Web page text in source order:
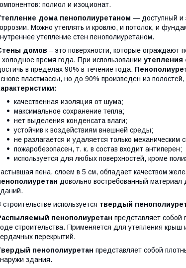
полиол и изоционат.
дома пенополиуретаном — доступный и
Можно утеплять и кровлю, и потолок, и
утепление стен пенополиуретаном.
домов – это поверхности, которые ограждают
холодное время года. При использовании утепления
в пределах 90% в течение года.
пластмассы, но до 90% произведен из
качественная изоляция от шума;
максимальное сохранение тепла;
нет выделения конденсата влаги;
устойчив к воздействиям внешней среды;
не разлагается и удаляется только механическим
пожаробезопасен, т. к. в состав входит антиперен;
используется для любых поверхностей, кроме
пена, слоем в 5 см, обладает качеством
довольно востребованный материал
строительстве используется твердый
пенополиуретан представляет собой
строительства. Применяется для утепления крыш
перекрытий.
пенополиуретан представляет собой
здания.